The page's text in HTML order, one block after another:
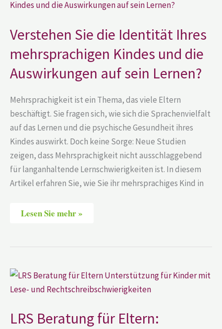
Verstehen Sie die Identität Ihres
mehrsprachigen Kindes und die
Auswirkungen auf sein Lernen?
Mehrsprachigkeit ist ein Thema, das viele Eltern
beschäftigt. Sie fragen sich, wie sich die Sprachenvielfalt
auf das Lernen und die psychische Gesundheit ihres
Kindes auswirkt. Doch keine Sorge: Neue Studien
zeigen, dass Mehrsprachigkeit nicht ausschlaggebend
für langanhaltende Lernschwierigkeiten ist. In diesem
Artikel erfahren Sie, wie Sie ihr mehrsprachiges Kind in
die
mehrsprachigen
Kindes
und
die
Auswirkungen
auf
sein
Lesen Sie mehr »
LRS Beratung für Eltern:
LRS
Beratung
für
für
Kinder